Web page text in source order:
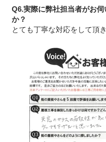
Q6.実際に弊社担当者がお
か？
とても丁寧な対応をして頂き